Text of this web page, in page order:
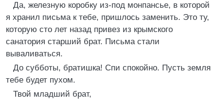
Да, железную коробку из-под монпансье, в которой
я хранил письма к тебе, пришлось заменить. Это ту,
которую сто лет назад привез из крымского
санатория старший брат. Письма стали
вываливаться.
До субботы, братишка! Спи спокойно. Пусть земля
тебе будет пухом.
Твой младший брат,